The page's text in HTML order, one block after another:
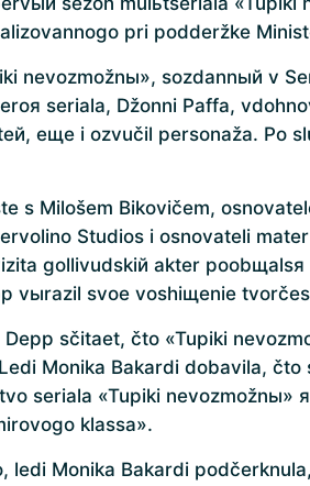
pri podderžke
nevozmožnы», sozdannый v
seriala, Džonni Paffa,
eщe i ozvučil personaža. Po
s Milošem Bikovičem,
Studios i osnovateli
gollivudskiй akter
vыrazil svoe voshiщenie
Depp sčitaet, čto «Tupiki
Monika Bakardi dobavila,
seriala «Tupiki nevozmožnы»
klassa».
ledi Monika Bakardi